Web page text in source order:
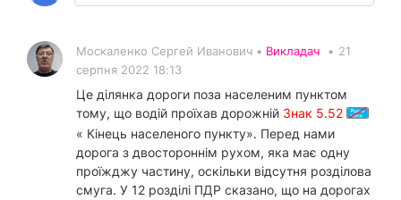
Москаленко Сергей Иванович • Викладач • 21
серпня 2022 18:13
Це ділянка дороги поза населеним пунктом
тому, що водій проїхав дорожній Знак 5.52
« Кінець населеного пункту». Перед нами
дорога з двостороннім рухом, яка має одну
проїжджу частину, оскільки відсутня розділова
смуга. У 12 розділі ПДР сказано, що на дорогах